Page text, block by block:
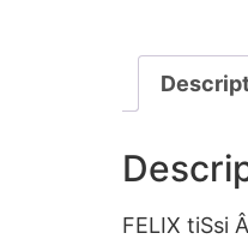
FELIX tiSsi